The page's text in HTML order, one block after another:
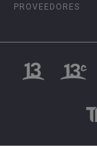
PROVEEDORES